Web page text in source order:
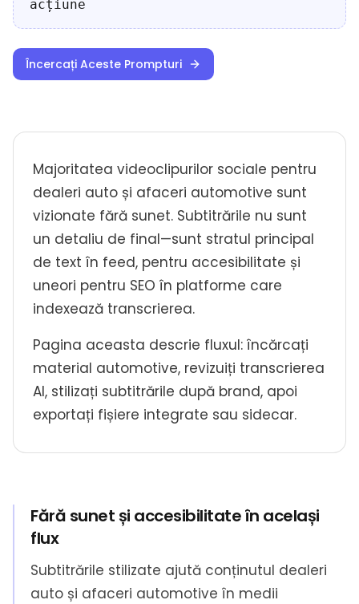
acțiune
Încercați Aceste Prompturi
Majoritatea videoclipurilor sociale pentru
dealeri auto și afaceri automotive sunt
vizionate fără sunet. Subtitrările nu sunt
un detaliu de final—sunt stratul principal
de text în feed, pentru accesibilitate și
uneori pentru SEO în platforme care
indexează transcrierea.
Pagina aceasta descrie fluxul: încărcați
material automotive, revizuiți transcrierea
AI, stilizați subtitrările după brand, apoi
exportați fișiere integrate sau sidecar.
Fără sunet și accesibilitate în același
flux
Subtitrările stilizate ajută conținutul dealeri
auto și afaceri automotive în medii